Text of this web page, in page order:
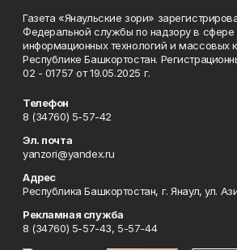
Газета «Янаульские зори»
Федеральной службы по надзору в сфере
информационных технологий и массовых
Республике Башкортостан.
02 - 01757 от 19.05.2025 г.
Телефон
8 (34760) 5-57-42
Эл. почта
yanzori@yandex.ru
Адрес
Республика Башкортостан, г. Янаул, ул.
Рекламная служба
8 (34760) 5-57-43, 5-57-44